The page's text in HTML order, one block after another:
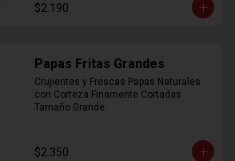
$2.190
Papas Fritas Grandes
Crujientes y Frescas Papas Naturales
con Corteza Finamente Cortadas
Tamaño Grande.
$2.350